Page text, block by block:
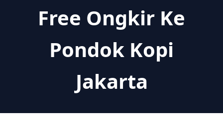
Free Ongkir Ke
Pondok Kopi
Jakarta